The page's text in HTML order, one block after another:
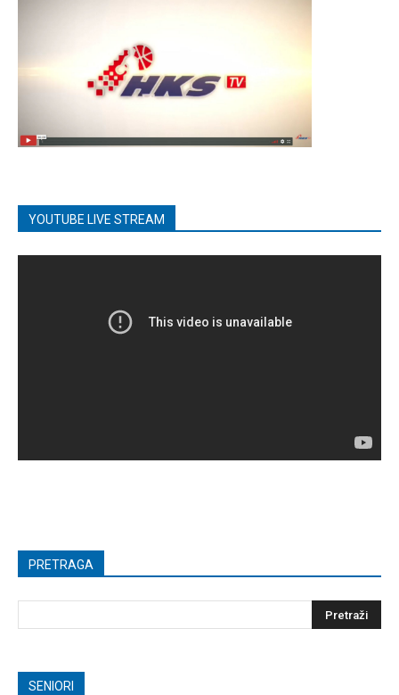
YOUTUBE LIVE STREAM
PRETRAGA
SENIORI